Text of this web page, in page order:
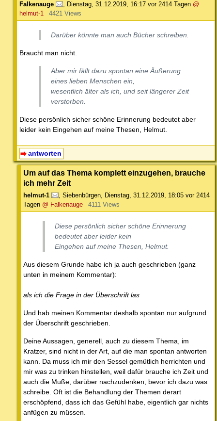
Falkenauge , Dienstag, 31.12.2019, 16:17 vor 2414 Tagen @
helmut-1
4421 Views
Darüber könnte man auch Bücher schreiben.
Braucht man nicht.
Aber mir fällt dazu spontan eine Äußerung
eines lieben Menschen ein,
wesentlich älter als ich, und seit längerer Zeit
verstorben.
Diese persönlich sicher schöne Erinnerung bedeutet aber
leider kein Eingehen auf meine Thesen, Helmut.
antworten
Um auf das Thema komplett einzugehen, brauche
ich mehr Zeit
helmut-1 , Siebenbürgen, Dienstag, 31.12.2019, 18:05 vor 2414
Tagen @ Falkenauge 4111 Views
Diese persönlich sicher schöne Erinnerung
bedeutet aber leider kein
Eingehen auf meine Thesen, Helmut.
Aus diesem Grunde habe ich ja auch geschrieben (ganz
unten in meinem Kommentar):
als ich die Frage in der Überschrift las
Und hab meinen Kommentar deshalb spontan nur aufgrund
der Überschrift geschrieben.
Deine Aussagen, generell, auch zu diesem Thema, im
Kratzer, sind nicht in der Art, auf die man spontan antworten
kann. Da muss ich mir den Sessel gemütlich herrichten und
mir was zu trinken hinstellen, weil dafür brauche ich Zeit und
auch die Muße, darüber nachzudenken, bevor ich dazu was
schreibe. Oft ist die Behandlung der Themen derart
erschöpfend, dass ich das Gefühl habe, eigentlich gar nichts
anfügen zu müssen.